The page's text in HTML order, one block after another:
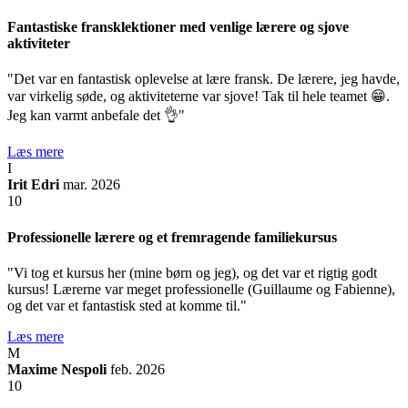
Fantastiske fransklektioner med venlige lærere og sjove
aktiviteter
"Det var en fantastisk oplevelse at lære fransk. De lærere, jeg havde,
var virkelig søde, og aktiviteterne var sjove! Tak til hele teamet 😁.
Jeg kan varmt anbefale det 👌"
Læs mere
I
Irit Edri mar. 2026
10
Professionelle lærere og et fremragende familiekursus
"Vi tog et kursus her (mine børn og jeg), og det var et rigtig godt
kursus! Lærerne var meget professionelle (Guillaume og Fabienne),
og det var et fantastisk sted at komme til."
Læs mere
M
Maxime Nespoli feb. 2026
10